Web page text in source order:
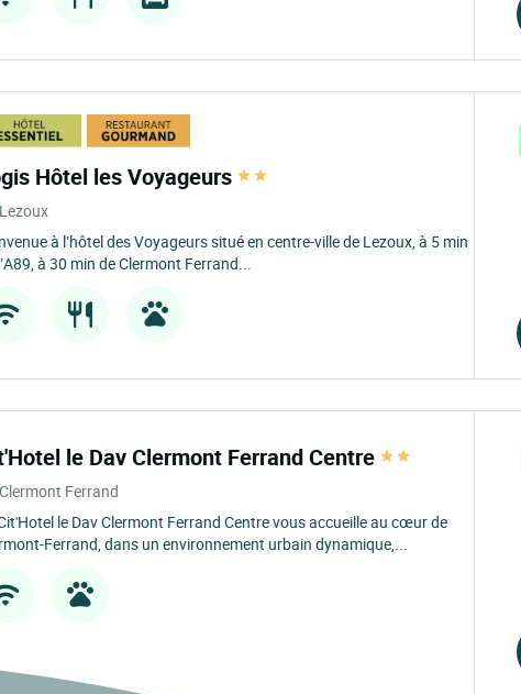
Hôtel les Voyageurs
Lezoux
à l’hôtel des Voyageurs situé en centre-ville de Lezoux, à 5 min
à 30 min de Clermont Ferrand...
le Dav Clermont Ferrand Centre
Clermont Ferrand
le Dav Clermont Ferrand Centre vous accueille au cœur de
Ferrand, dans un environnement urbain dynamique,...